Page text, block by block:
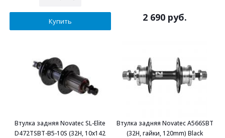
Купить 2 690 руб.
Втулка задняя Novatec SL-Elite
D472TSBT-B5-10S (32H, 10x142
Втулка задняя Novatec A566SBT
(32H, гайки, 120mm) Black